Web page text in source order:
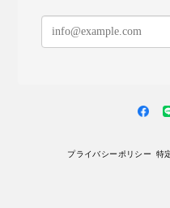
プライバシーポリシー 特